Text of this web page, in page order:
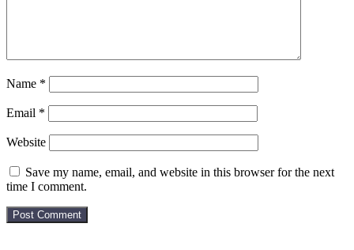
Name *
Email *
Website
Save my name, email, and website in this browser for the next
time I comment.